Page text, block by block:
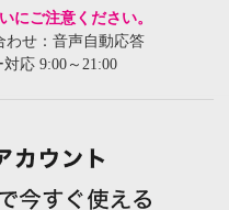
にご注意ください。
わせ：音声自動応答
応 9:00～21:00